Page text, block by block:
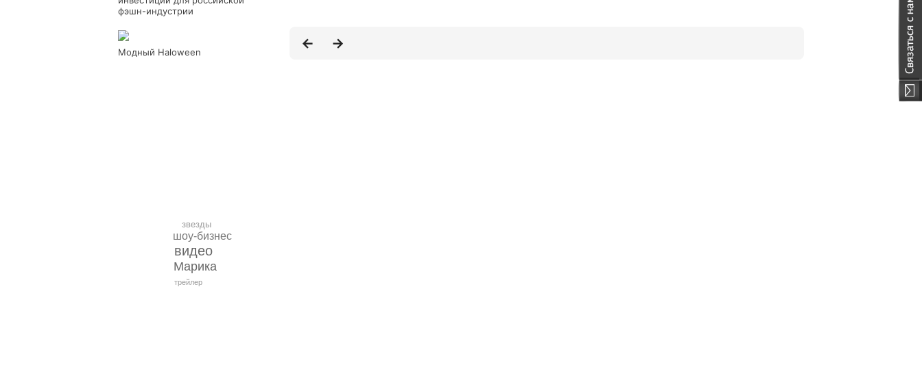
фэшн-индустрии
Модный Haloween
видео
Марика
шоу-бизнес
звезды
трейлер